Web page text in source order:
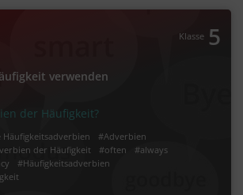
Klasse 5
verwenden
der Häufigkeit?
Häufigkeitsadverbien
#Adverbien
der Häufigkeit
#often
#always
#Häufigkeitsadverbien